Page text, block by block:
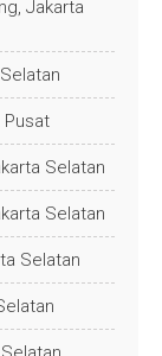
Jakarta
Pusat
Selatan
Selatan
Selatan